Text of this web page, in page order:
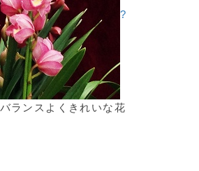
?
バランスよくきれいな花